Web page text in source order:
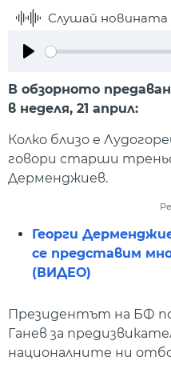
Слушай новината
В обзорното
в неделя, 21 април:
Колко близо е
говори старши
Дерменджиев.
Георги
се представим
(ВИДЕО)
Президентът на БФ
Ганев за
националните ни